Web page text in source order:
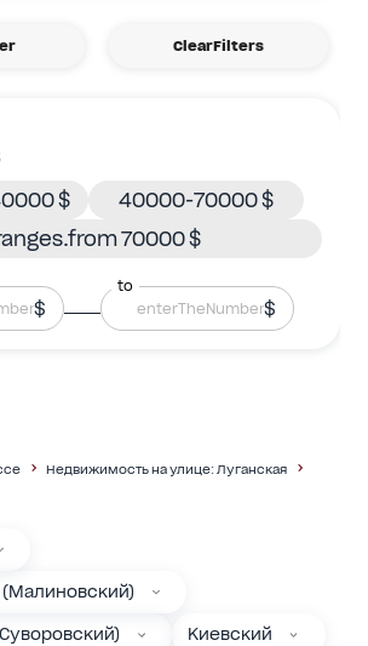
ClearFilters
$
40000-70000 $
70000 $
$
to
$
Недвижимость на улице: Луганская
Киевский